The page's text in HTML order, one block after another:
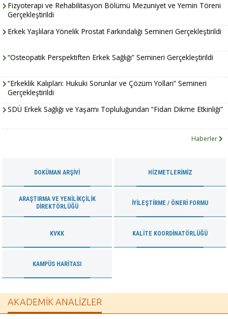
Fizyoterapi ve Rehabilitasyon Bölümü Mezuniyet ve Yemin Töreni
Gerçekleştirildi
Erkek Yaşlılara Yönelik Prostat Farkındalığı Semineri Gerçekleştirildi
“Osteopatik Perspektiften Erkek Sağlığı” Semineri Gerçekleştirildi
“Erkeklik Kalıpları: Hukuki Sorunlar ve Çözüm Yolları” Semineri
Gerçekleştirildi
SDÜ Erkek Sağlığı ve Yaşamı Topluluğundan “Fidan Dikme Etkinliği”
Haberler
DOKÜMAN ARŞIVI HIZMETLERIMIZ
ARAŞTIRMA VE YENILIKÇILIK
DIREKTÖRLÜĞÜ
İYILEŞTIRME / ÖNERI FORMU
KVKK KALITE KOORDINATÖRLÜĞÜ
KAMPÜS HARITASI
AKADEMIK ANALIZLER